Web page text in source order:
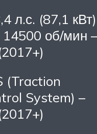
л.с. (87,1 кВт)
14500 об/мин –
(Traction
System) –